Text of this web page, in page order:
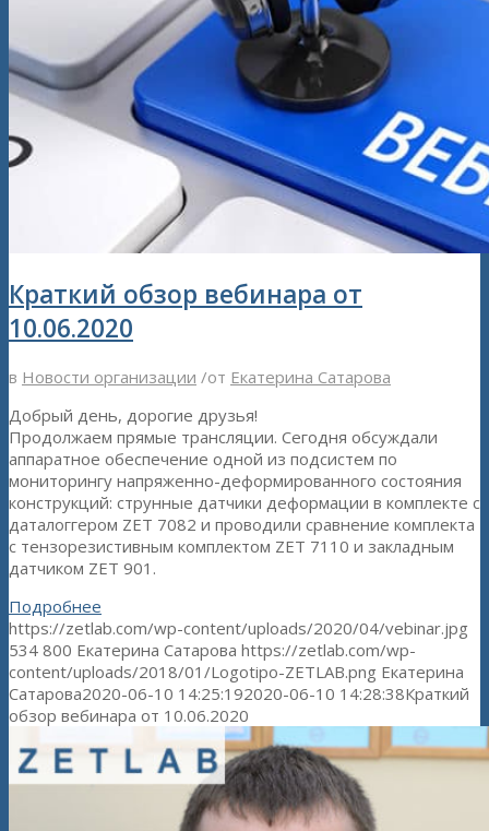
Краткий обзор вебинара от
10.06.2020
в Новости организации /от Екатерина Сатарова
Добрый день, дорогие друзья!
Продолжаем прямые трансляции. Сегодня обсуждали
аппаратное обеспечение одной из подсистем по
мониторингу напряженно-деформированного состояния
конструкций: струнные датчики деформации в комплекте с
даталоггером ZET 7082 и проводили сравнение комплекта
с тензорезистивным комплектом ZET 7110 и закладным
датчиком ZET 901.
Подробнее
https://zetlab.com/wp-content/uploads/2020/04/vebinar.jpg
534 800 Екатерина Сатарова https://zetlab.com/wp-
content/uploads/2018/01/Logotipo-ZETLAB.png Екатерина
Сатарова2020-06-10 14:25:192020-06-10 14:28:38Краткий
обзор вебинара от 10.06.2020